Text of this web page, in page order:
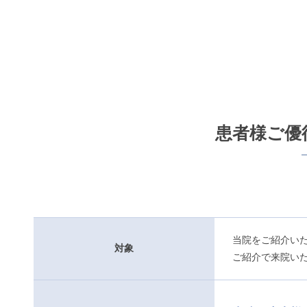
患者様ご
対象
当院をご紹介い
ご紹介で来院い